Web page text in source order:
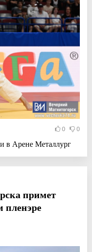
0 0
в Арене Металлург
примет
пленэре